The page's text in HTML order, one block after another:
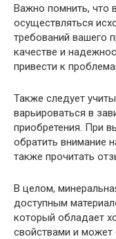
Важно помнить, что
осуществляться
требований вашего
качестве и
привести к
Также следует
варьироваться в
приобретения. При
обратить внимание
также прочитать
В целом,
доступным
который обладает
свойствами и